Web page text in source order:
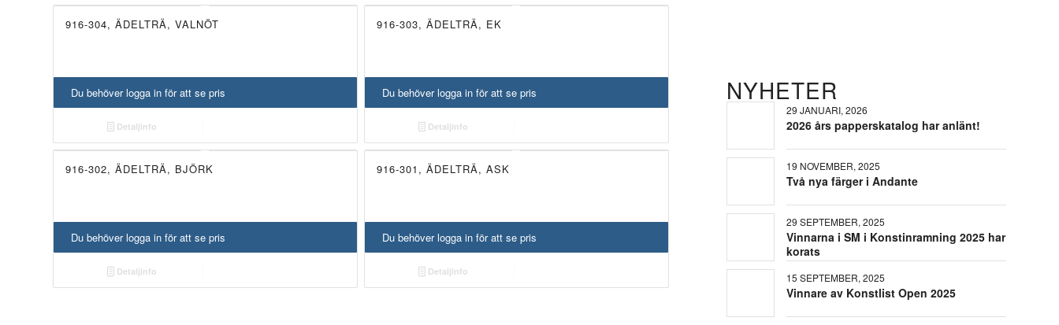
916-304, ÄDELTRÄ, VALNÖT
Du behöver logga in för att se pris
Detaljinfo
916-303, ÄDELTRÄ, EK
Du behöver logga in för att se pris
Detaljinfo
916-302, ÄDELTRÄ, BJÖRK
Du behöver logga in för att se pris
Detaljinfo
916-301, ÄDELTRÄ, ASK
Du behöver logga in för att se pris
Detaljinfo
NYHETER
29 JANUARI, 2026
2026 års papperskatalog har anlänt!
19 NOVEMBER, 2025
Två nya färger i Andante
29 SEPTEMBER, 2025
Vinnarna i SM i Konstinramning 2025 har
korats
15 SEPTEMBER, 2025
Vinnare av Konstlist Open 2025